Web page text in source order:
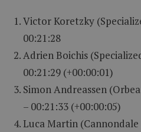
Victor Koretzky
00:21:28
Adrien Boichis
00:21:29 (+00:00:01)
Simon Andreassen
– 00:21:33 (+00:00:05)
Luca Martin (Cannondale